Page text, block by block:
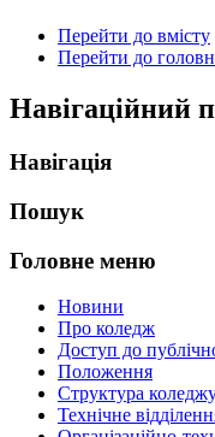
Перейти до вмісту
Перейти до
Навігаційний
Навігація
Пошук
Головне меню
Новини
Про коледж
Доступ до
Положення
Структура
Технічне